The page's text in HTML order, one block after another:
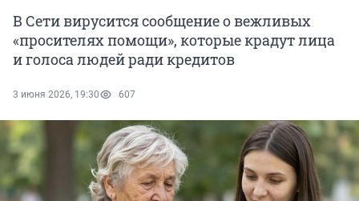
В Сети вирусится сообщение о вежливых
«просителях помощи», которые крадут лица
и голоса людей ради кредитов
3 июня 2026, 19:30 607